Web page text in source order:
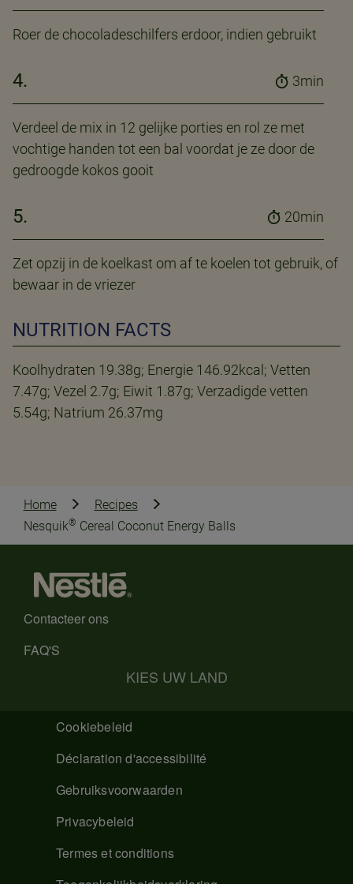
Roer de chocoladeschilfers erdoor, indien gebruikt
4. 3min
Verdeel de mix in 12 gelijke porties en rol ze met
vochtige handen tot een bal voordat je ze door de
gedroogde kokos gooit
5. 20min
Zet opzij in de koelkast om af te koelen tot gebruik, of
bewaar in de vriezer
NUTRITION FACTS
Koolhydraten 19.38g; Energie 146.92kcal; Vetten
7.47g; Vezel 2.7g; Eiwit 1.87g; Verzadigde vetten
5.54g; Natrium 26.37mg
Home
Recipes
Nesquik® Cereal Coconut Energy Balls
Contacteer ons
FAQ'S
KIES UW LAND
Cookiebeleid
Déclaration d'accessibilité
Gebruiksvoorwaarden
Privacybeleid
Termes et conditions